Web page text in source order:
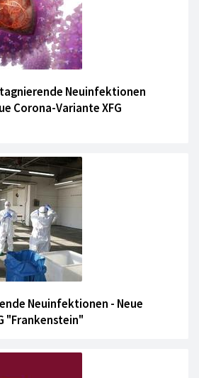
Neuinfektionen
Corona-Variante XFG
Neuinfektionen - Neue
"Frankenstein"